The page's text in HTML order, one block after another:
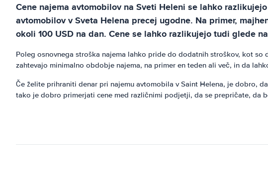
Cene najema avtomobilov na Sveti Heleni se lahko
avtomobilov v Sveta Helena precej ugodne. Na primer,
okoli 100 USD na dan. Cene se lahko razlikujejo tudi glede
Poleg osnovnega stroška najema lahko pride do dodatnih stroškov, kot
zahtevajo minimalno obdobje najema, na primer en teden ali več, in da
Če želite prihraniti denar pri najemu avtomobila v Saint Helena, je dobro,
tako je dobro primerjati cene med različnimi podjetji, da se prepričate, da